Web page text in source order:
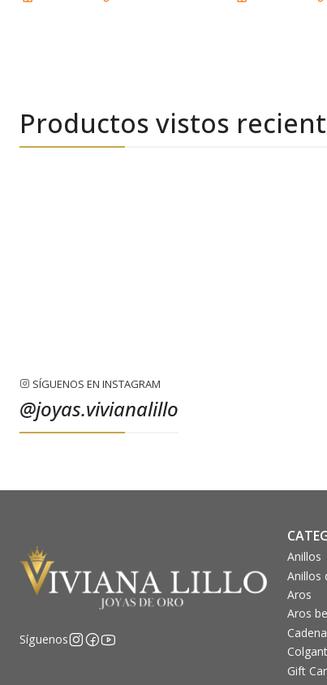
Productos vistos
SÍGUENOS EN INSTAGRAM
@joyas.vivianalillo
Síguenos
Anillos
Anillos
Aros
Aros
Gift